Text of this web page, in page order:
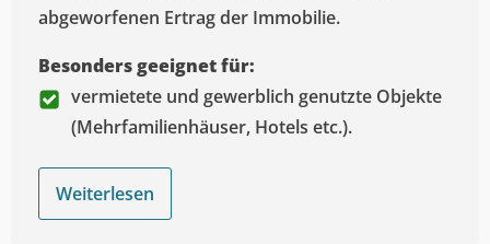
abgeworfenen Ertrag der Immobilie.
Besonders geeignet für:
vermietete und gewerblich genutzte Objekte
(Mehrfamilienhäuser, Hotels etc.).
Weiterlesen